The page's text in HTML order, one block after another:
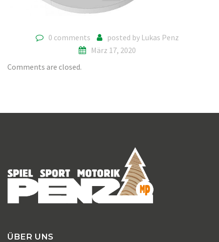
0 comments posted by Lukas Penz
März 17, 2020
Comments are closed.
ÜBER UNS